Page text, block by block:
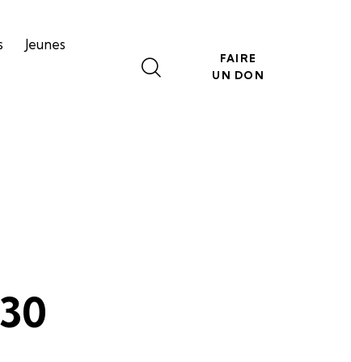
Jeunes
FAIRE
UN DON